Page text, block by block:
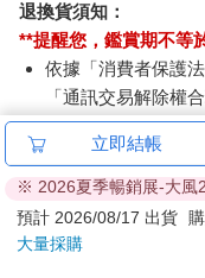
退換貨須知：
**提醒您，鑑賞期不等
依據「消費者保護
「通訊交易解除權
後，除商品本身有
易於腐敗、保
鮮食品）
依消費者要求所
報紙、期刊或雜
立即結帳
※ 2026夏季暢銷展-大風
預計 2026/08/17 出貨
大量採購